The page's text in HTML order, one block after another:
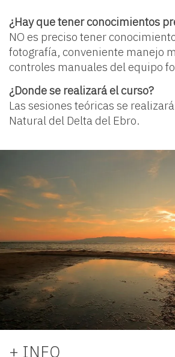
¿Hay que tener conocimientos
NO es preciso tener
fotografía, conveniente manejo
controles manuales del equipo
¿Donde se realizará el curso?
Las sesiones teóricas se
Natural del Delta del Ebro.
+ INFO